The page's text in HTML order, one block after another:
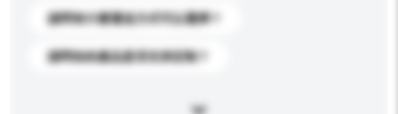
請問有什麼運送方式可以選擇？
請問你的產品是否支持定制？